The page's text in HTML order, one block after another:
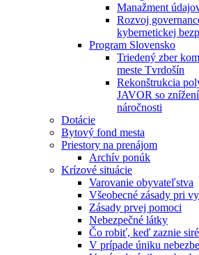
Manažment
Rozvoj
kybernetickej
Program Slovensko
Triedený zber
meste Tvrdošín
Rekonštrukcia
JAVOR so
náročnosti
Dotácie
Bytový fond mesta
Priestory na prenájom
Archív ponúk
Krízové situácie
Varovanie obyvateľstva
Všeobecné zásady pri
Zásady prvej pomoci
Nebezpečné látky
Čo robiť, keď zaznie
V prípade úniku